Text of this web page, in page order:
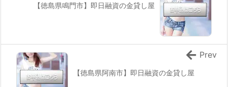
【徳島県鳴門市】即日融資の金貸し屋
【徳島県阿南市】即日融資の金貸し屋
Prev